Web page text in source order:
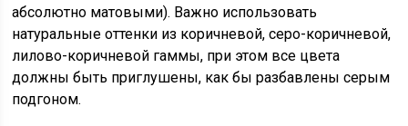
абсолютно матовыми). Важно использовать
натуральные оттенки из коричневой, серо-коричневой,
лилово-коричневой гаммы, при этом все цвета
должны быть приглушены, как бы разбавлены серым
подгоном.